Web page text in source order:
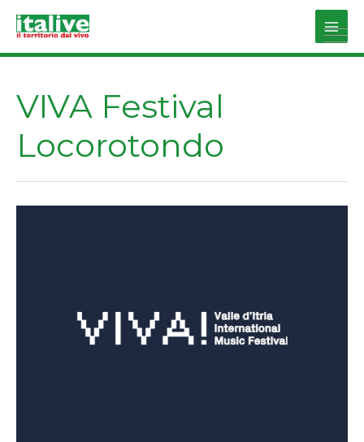
Main
VIVA Festival
Locorotondo